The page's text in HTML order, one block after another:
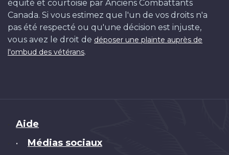
équité et courtoisie par Anciens Combattants
Canada. Si vous estimez que l'un de vos droits n'a
pas été respecté ou qu'une décision est injuste,
vous avez le droit de déposer une plainte auprès de
l'ombud des vétérans.
Brand
Aide
• Médias sociaux